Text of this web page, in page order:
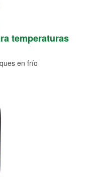
temperaturas
en frío